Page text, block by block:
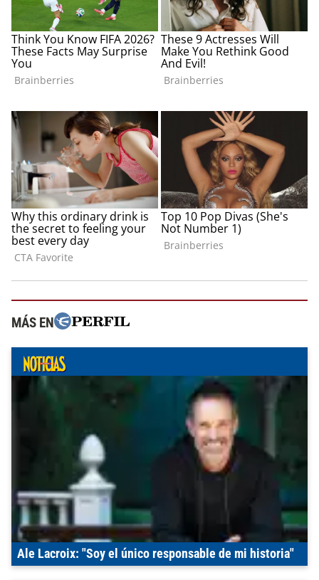
MÁS EN
Ale Lacroix: "Soy el único responsable de mi historia"